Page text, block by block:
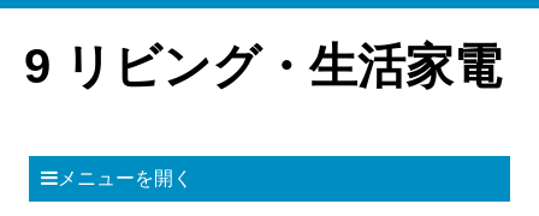
9 リビング・生活家電
メニューを開く